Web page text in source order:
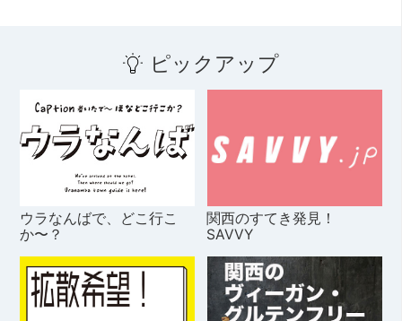
ピックアップ
ウラなんばで、どこ行こ
か〜？
関西のすてき発見！
SAVVY